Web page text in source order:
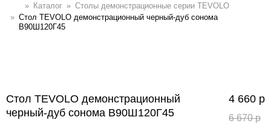
» Каталог » Столы демонстрационные серии TEVOLO
» Стол TEVOLO демонстрационный черный-дуб сонома
В90Ш120Г45
Стол TEVOLO демонстрационный
черный-дуб сонома В90Ш120Г45
4 660 р
6 670р